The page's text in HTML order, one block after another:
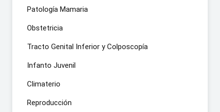
Patología Mamaria
Obstetricia
Tracto Genital Inferior y Colposcopía
Infanto Juvenil
Climaterio
Reproducción